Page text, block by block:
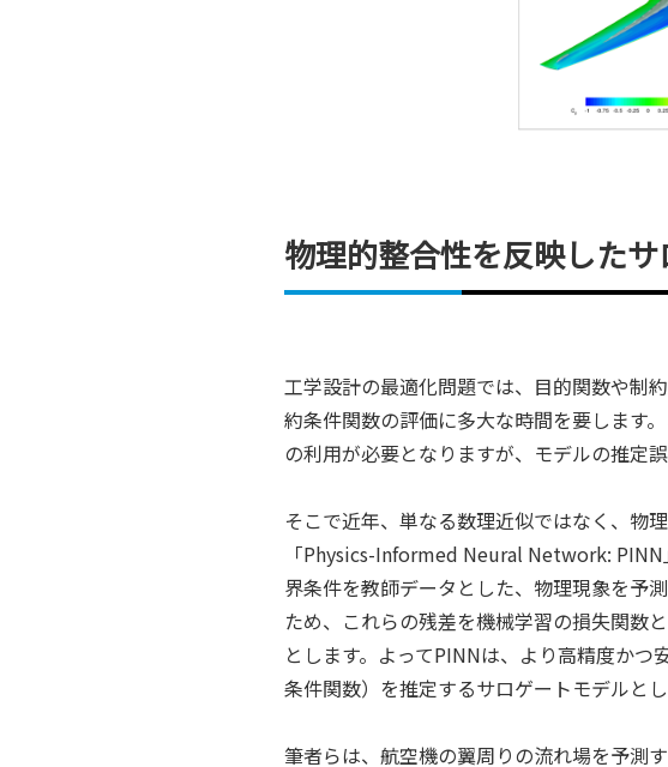
物理的整合性を反映した
工学設計の最適化問題では、目的関数や制
約条件関数の評価に多大な時間を要します
の利用が必要となりますが、モデルの推定
そこで近年、単なる数理近似ではなく、物
「Physics-Informed Neural Network:
界条件を教師データとした、物理現象を予
ため、これらの残差を機械学習の損失関数
とします。よってPINNは、より高精度か
条件関数）を推定するサロゲートモデルとし
筆者らは、航空機の翼周りの流れ場を予測